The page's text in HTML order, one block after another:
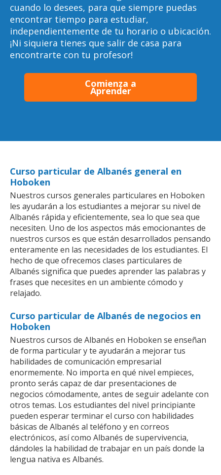
cuando lo desees, para que siempre puedas
encontrar tiempo para estudiar,
independientemente de tu horario o ubicación.
¡Ni siquiera tienes que salir de casa para
encontrarte con tu profesor!
Comienza a
Aprender
Curso particular de Albanés general en
Hoboken
Nuestros cursos generales particulares en Hoboken
les ayudarán a los estudiantes a mejorar su nivel de
Albanés rápida y eficientemente, sea lo que sea que
necesiten. Uno de los aspectos más emocionantes de
nuestros cursos es que están desarrollados pensando
enteramente en las necesidades de los estudiantes. El
hecho de que ofrecemos clases particulares de
Albanés significa que puedes aprender las palabras y
frases que necesites en un ambiente cómodo y
relajado.
Curso particular de Albanés de negocios en
Hoboken
Nuestros cursos de Albanés en Hoboken se enseñan
de forma particular y te ayudarán a mejorar tus
habilidades de comunicación empresarial
enormemente. No importa en qué nivel empieces,
pronto serás capaz de dar presentaciones de
negocios cómodamente, antes de seguir adelante con
otros temas. Los estudiantes del nivel principiante
pueden esperar terminar el curso con habilidades
básicas de Albanés al teléfono y en correos
electrónicos, así como Albanés de supervivencia,
dándoles la habilidad de trabajar en un país donde la
lengua nativa es Albanés.